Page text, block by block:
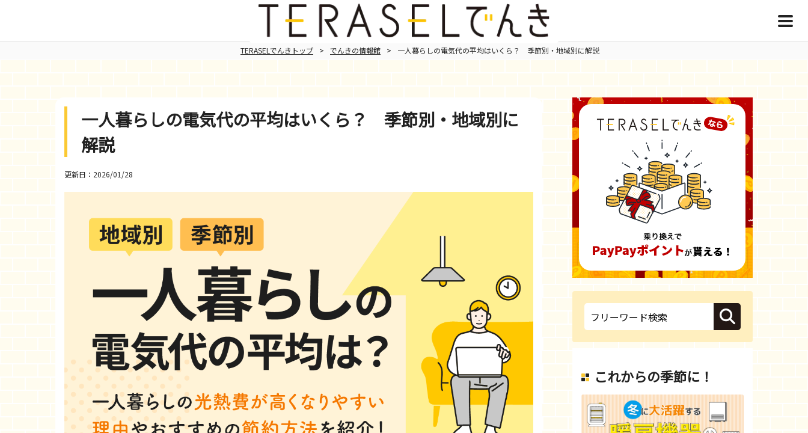
TERASELでんきトップ > でんきの情報館 > 一人暮らしの電気代の平均はいくら？ 季節別・地域別に解説
一人暮らしの電気代の平均はいくら？ 季節別・地域別に
解説
更新日：2026/01/28
これからの季節に！